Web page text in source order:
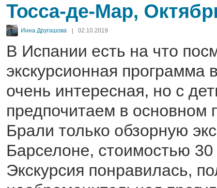
Тосса-де-Мар,
Инна Другашова 02.10.2019
В Испании есть на что
экскурсионная программа
очень интересная, но с
предпочитаем в основном
Брали только обзорную
Барселоне, стоимостью
Экскурсия понравилась,